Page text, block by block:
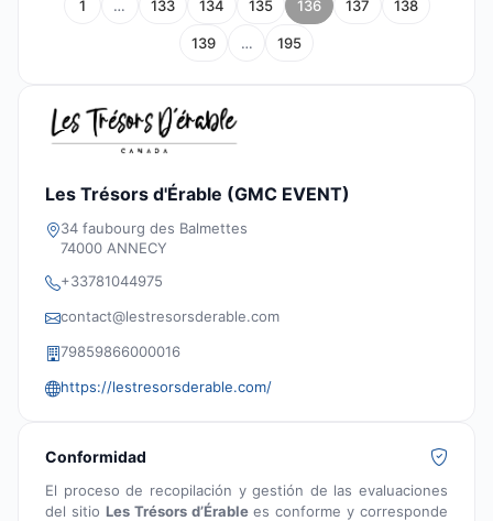
1 … 133 134 135 136 137 138
139 … 195
Les Trésors d'Érable (GMC EVENT)
34 faubourg des Balmettes
74000 ANNECY
+33781044975
contact@lestresorsderable.com
79859866000016
https://lestresorsderable.com/
Conformidad
El proceso de recopilación y gestión de las evaluaciones
del sitio Les Trésors d’Érablees conforme y corresponde